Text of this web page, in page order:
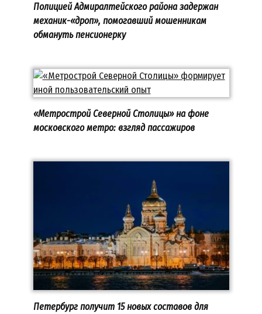
Полицией Адмиралтейского района задержан
механик-«дроп», помогавший мошенникам
обмануть пенсионерку
«Метрострой Северной Столицы» на фоне
московского метро: взгляд пассажиров
Петербург получит 15 новых составов для